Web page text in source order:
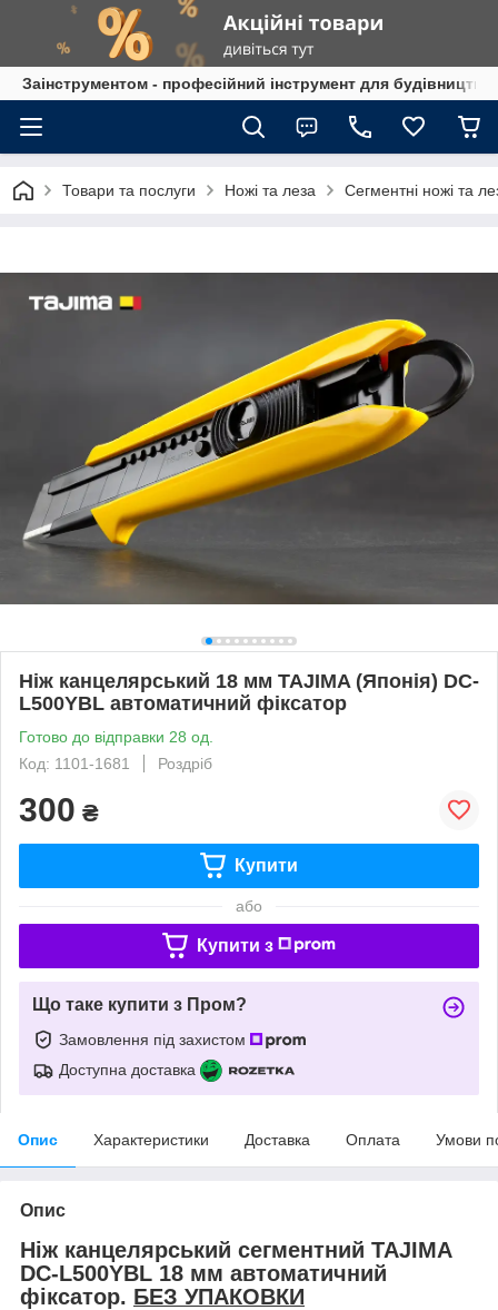
Заінструментом - професійний інструмент для
Товари та послуги Ножі та леза Сегментні ножі та
Ніж канцелярський 18 мм TAJIMA (Японія) DC-
L500YBL автоматичний фіксатор
Готово до відправки 28 од.
Код: 1101-1681
Роздріб
300 ₴
Купити
або
Купити з
Що таке купити з Пром?
Замовлення під захистом
Доступна доставка
Опис Характеристики Доставка Оплата Умови
Опис
Ніж канцелярський сегментний TAJIMA
DC-L500YBL 18 мм автоматичний
фіксатор. БЕЗ УПАКОВКИ